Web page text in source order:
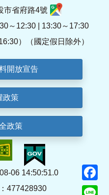
市省府路4號
～12:30 | 13:30～17:30
）（國定假日除外）
開放宣告
政策
政策
06 14:50:51.0
477428930